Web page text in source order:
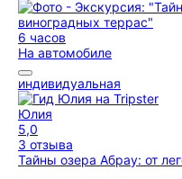
6 часов
На автомобиле
индивидуальная
Юлия
5,0
3 отзыва
Тайны озера Абрау: от